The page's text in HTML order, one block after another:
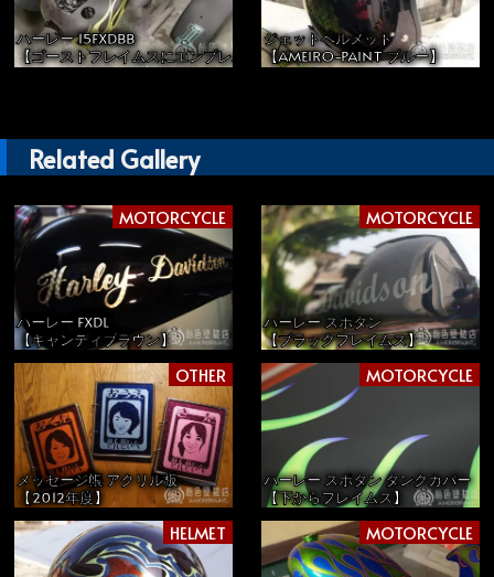
ハーレー 15FXDBB
【ゴーストフレイムスにエンブレム】
ジェットヘルメット
【AMEIRO-PAINT ブルー】
Related Gallery
MOTORCYCLE
ハーレー FXDL
【キャンディブラウン】
MOTORCYCLE
ハーレー スポタン
【ブラックフレイムス】
OTHER
メッセージ帳 アクリル板
【2012年度】
MOTORCYCLE
ハーレー スポタン タンクカバー
【下からフレイムス】
HELMET MOTORCYCLE